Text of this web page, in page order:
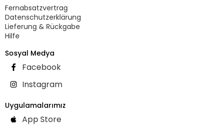
Fernabsatzvertrag
Datenschutzerklärung
Lieferung & Rückgabe
Hilfe
Sosyal Medya
Facebook
Instagram
Uygulamalarımız
App Store